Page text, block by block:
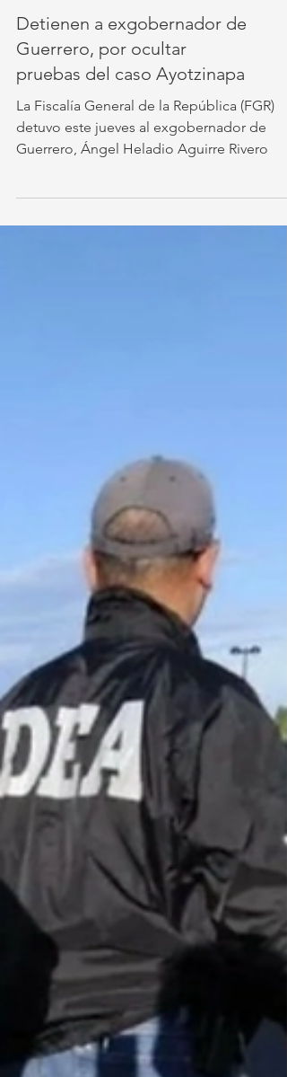
Detienen a exgobernador de
Guerrero, por ocultar
pruebas del caso Ayotzinapa
Guerrero, Ángel Heladio Aguirre Rivero